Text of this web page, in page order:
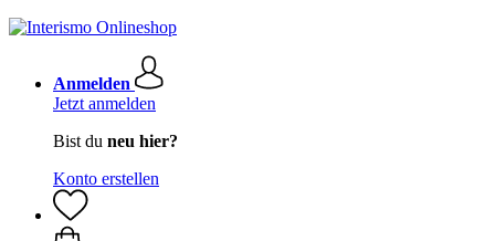
Anmelden
Jetzt anmelden
Bist du neu hier?
Konto erstellen